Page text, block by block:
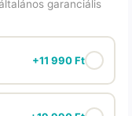
garanciális
+11 990Ft